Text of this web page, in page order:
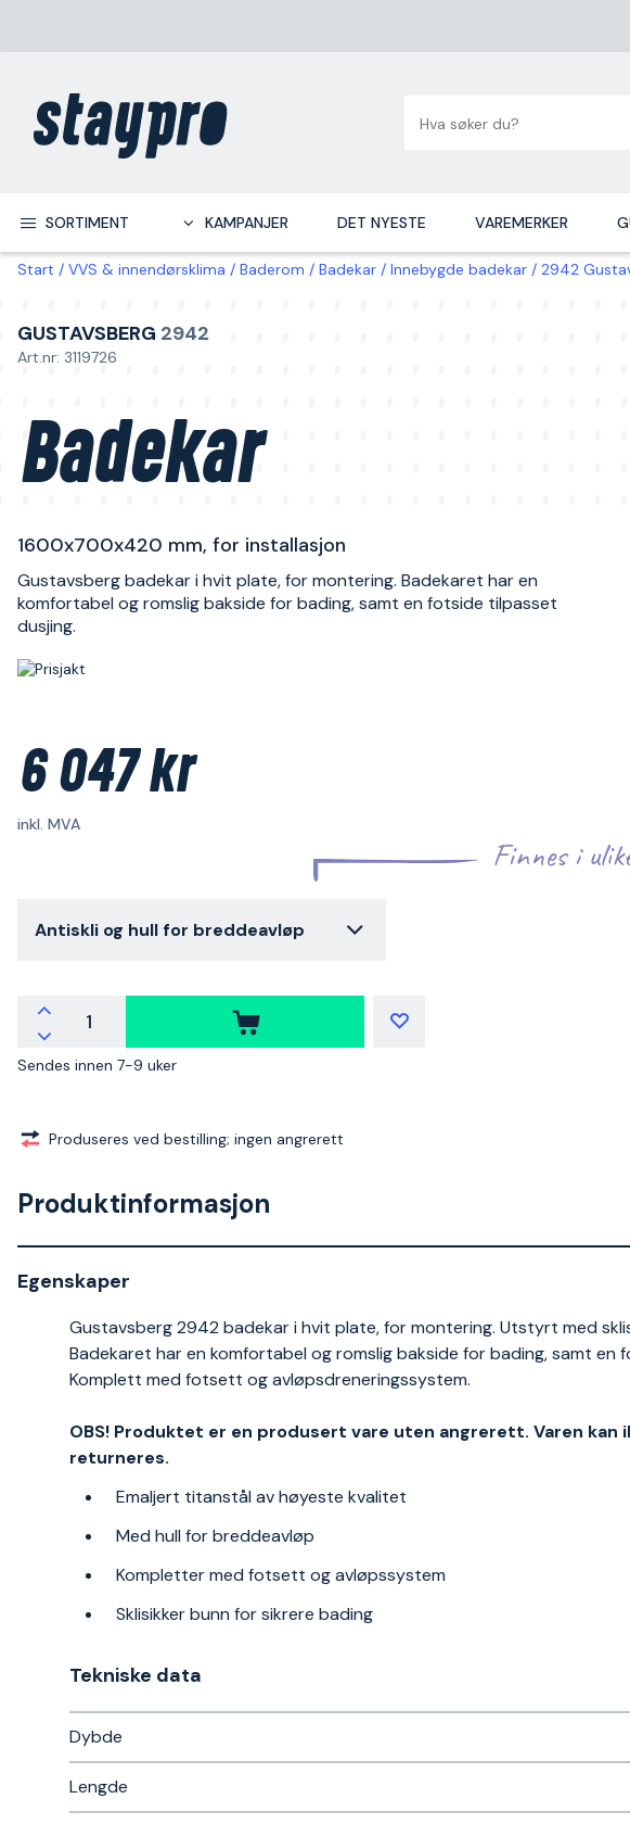
SORTIMENT KAMPANJER DET NYESTE VAREMERKER
Start VVS & innendørsklima Baderom Badekar Innebygde badekar 2942
GUSTAVSBERG 2942
Art.nr: 3119726
Badekar
1600x700x420 mm, for installasjon
Gustavsberg badekar i hvit plate, for montering. Badekaret har en
komfortabel og romslig bakside for bading, samt en fotside tilpasset
dusjing.
6 047 kr
inkl. MVA
Finnes i
Antiskli og hull for breddeavløp
Sendes innen 7-9 uker
Produseres ved bestilling; ingen angrerett
Produktinformasjon
Egenskaper
Gustavsberg 2942 badekar i hvit plate, for montering. Utstyrt med
Badekaret har en komfortabel og romslig bakside for bading, samt en
Komplett med fotsett og avløpsdreneringssystem.
OBS! Produktet er en produsert vare uten angrerett. Varen kan
returneres.
Emaljert titanstål av høyeste kvalitet
Med hull for breddeavløp
Kompletter med fotsett og avløpssystem
Sklisikker bunn for sikrere bading
Tekniske data​
Dybde
Lengde